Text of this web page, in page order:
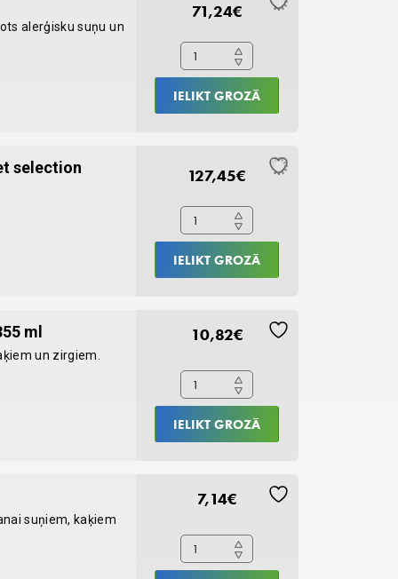
alerģisku suņu un
71,24€
Oatmeal
Shampoo
IELIKT GROZĀ
selection 127,45€
Shampoo
4%,
Vet
IELIKT GROZĀ
ml
un zirgiem.
10,82€
Hypoallergic
Conditioner
355
IELIKT GROZĀ
suņiem, kaķiem
7,14€
Chew
spray,
240